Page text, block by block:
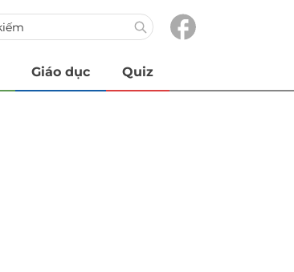
Giáo dục Quiz